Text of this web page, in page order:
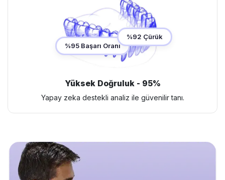
%95 Başarı Oranı
%92 Çürük
Yüksek Doğruluk - 95%
Yapay zeka destekli analiz ile güvenilir tanı.